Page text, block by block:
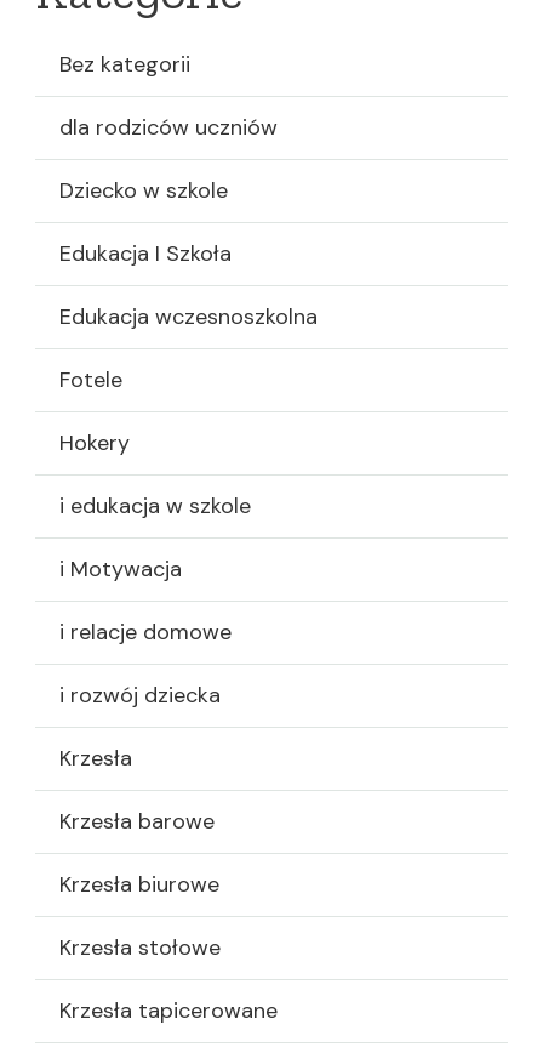
Bez kategorii
dla rodziców uczniów
Dziecko w szkole
Edukacja I Szkoła
Edukacja wczesnoszkolna
Fotele
Hokery
i edukacja w szkole
i Motywacja
i relacje domowe
i rozwój dziecka
Krzesła
Krzesła barowe
Krzesła biurowe
Krzesła stołowe
Krzesła tapicerowane